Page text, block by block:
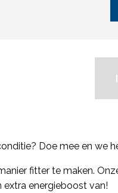
Doe mee en we
fitter te maken.
energieboost van!